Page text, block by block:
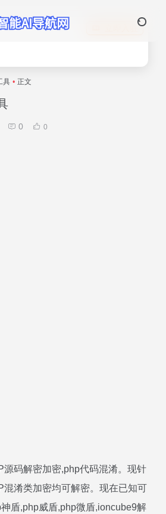
具 • 正文
0 0
源码解密加密,php代码混淆。现针
混淆类加密均可解密。现在已知可
盾,php威盾,php微盾,ioncube9解